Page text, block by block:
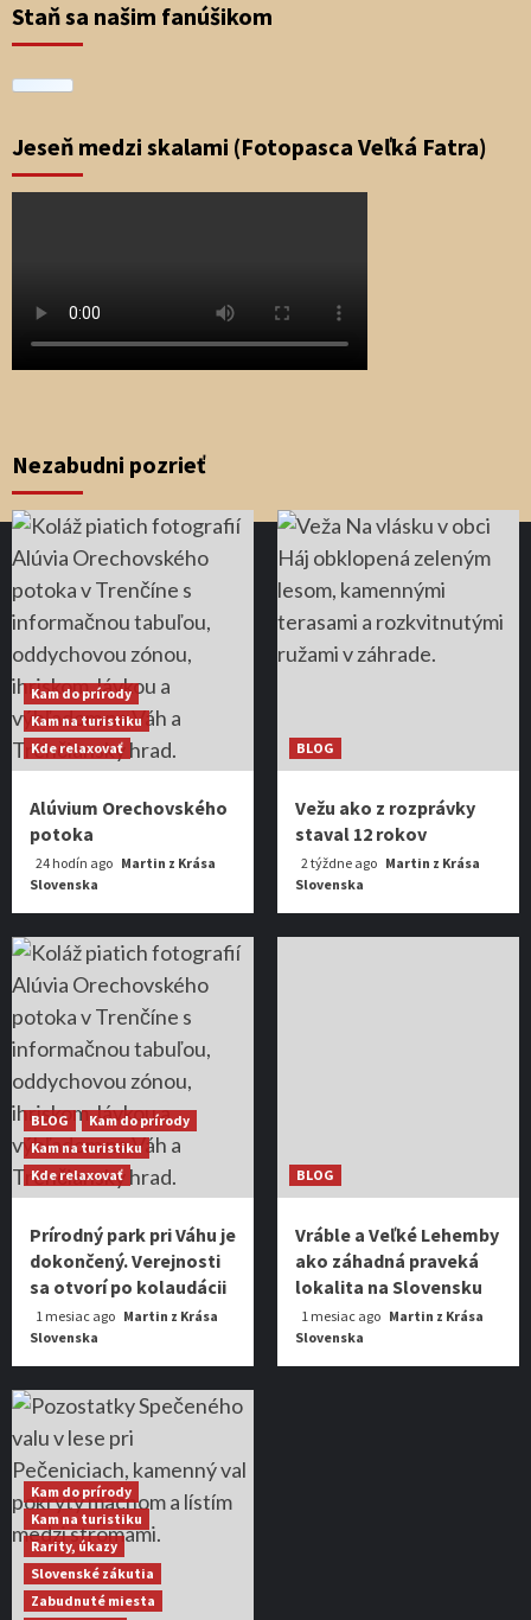
Staň sa našim fanúšikom
Jeseň medzi skalami (Fotopasca Veľká Fatra)
Nezabudni pozrieť
Kam do prírody
Kam na turistiku
Kde relaxovať
Alúvium Orechovského
potoka
24 hodín ago Martin z Krása
Slovenska
BLOG
Vežu ako z rozprávky
staval 12 rokov
2 týždne ago Martin z Krása
Slovenska
BLOG
Kam do prírody
Kam na turistiku
Kde relaxovať
Prírodný park pri Váhu je
dokončený. Verejnosti
sa otvorí po kolaudácii
1 mesiac ago Martin z Krása
Slovenska
BLOG
Vráble a Veľké Lehemby
ako záhadná praveká
lokalita na Slovensku
1 mesiac ago Martin z Krása
Slovenska
Kam do prírody
Kam na turistiku
Rarity, úkazy
Slovenské zákutia
Zabudnuté miesta